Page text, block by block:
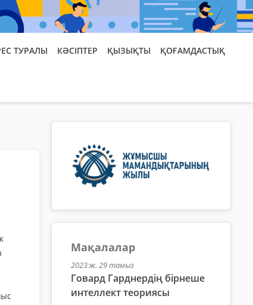
ТУРАЛЫ КӘСІПТЕР ҚЫЗЫҚТЫ ҚОҒАМДАСТЫҚ
Мақалалар
2023 ж. 29 тамыз
Говард Гарднердің бірнеше
интеллект теориясы